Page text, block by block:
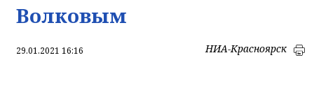
Волковым
29.01.2021 16:16 НИА-Красноярск